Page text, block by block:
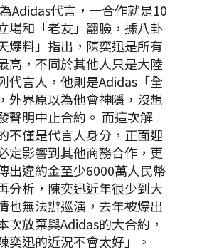
Adidas代言，一合作就是10
場和「老友」翻臉，據八卦
爆料」指出，陳奕迅是所有
高，不同於其他人只是大陸
代言人，他則是Adidas「全
外界原以為他會神隱，沒想
聲明中止合約。 而這次解
不僅是代言人身分，正面迎
定影響到其他商務合作，更
出違約金至少6000萬人民幣
分析，陳奕迅近年很少到大
也無法辦巡演，去年被爆出
次放棄與Adidas的大合約，
奕迅的近況不會太好」。